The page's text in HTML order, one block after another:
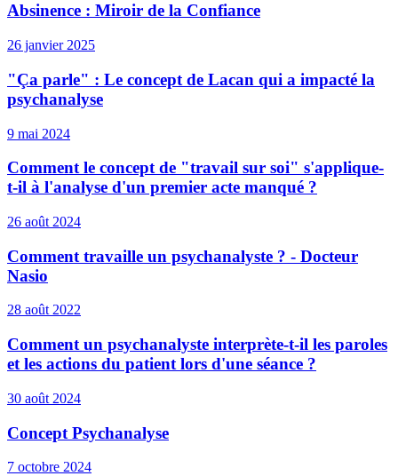
Absinence : Miroir de la Confiance
26 janvier 2025
"Ça parle" : Le concept de Lacan qui a impacté la
psychanalyse
9 mai 2024
Comment le concept de "travail sur soi" s'applique-
t-il à l'analyse d'un premier acte manqué ?
26 août 2024
Comment travaille un psychanalyste ? - Docteur
Nasio
28 août 2022
Comment un psychanalyste interprète-t-il les paroles
et les actions du patient lors d'une séance ?
30 août 2024
Concept Psychanalyse
7 octobre 2024